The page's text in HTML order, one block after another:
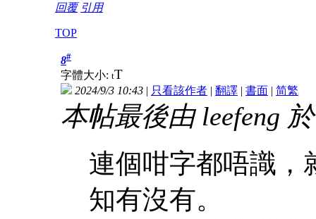
回覆 引用
TOP
8#
字體大小: tT
2024/9/3 10:43 | 只看該作者 | 翻譯 | 書面 | 简繁
本帖最後由 leefeng
連個咁字都唔識，
知有沒有。